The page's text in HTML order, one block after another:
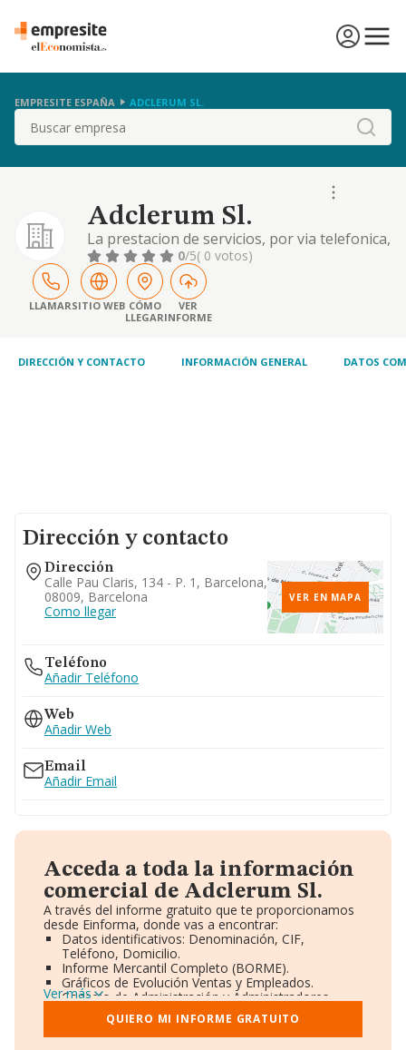
EMPRESITE ESPAÑA ADCLERUM SL.
Buscar
Adclerum Sl.
La prestacion de servicios, por via telefonica,
por medios telematicos, por aplicacion de
tecnologia digital o por cualquier otro
medio, para la promocion, la difusion y la
venta de cualquier tipo de productos o
servicios,...
0/5( 0 votos)
LLAMARSITIO WEB CÓMO
LLEGAR
VER
INFORME
DIRECCIÓN Y CONTACTO INFORMACIÓN GENERAL DATOS
Dirección y contacto
Dirección
Calle Pau Claris, 134 - P. 1, Barcelona,
08009, Barcelona
Como llegar
VER EN MAPA
Teléfono
Añadir Teléfono
Web
Añadir Web
Email
Añadir Email
Acceda a toda la información
comercial de Adclerum Sl.
A través del informe gratuito que te proporcionamos
desde Einforma, donde vas a encontrar:
Datos identificativos: Denominación, CIF,
Teléfono, Domicilio.
Informe Mercantil Completo (BORME).
Gráficos de Evolución Ventas y Empleados.
Consejo de Administración y Administradores.
Directivos y Ejecutivos.
Accionistas.
Participaciones y Vinculaciones en otras empresas.
Ver más
QUIERO MI INFORME GRATUITO